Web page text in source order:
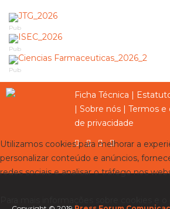
Pub
Pub
Pub
Ficha Técnica |
| Sobre nós | Termos e
de privacidade
Utilizamos cookies para melhorar a
personalizar conteúdo e anúncios,
redes sociais e analisar o tráfego nos